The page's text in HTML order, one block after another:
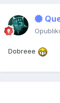
Dobreee